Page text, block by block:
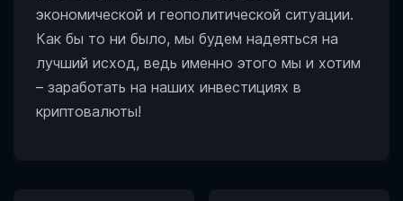
экономической и геополитической ситуации.
Как бы то ни было, мы будем надеяться на
лучший исход, ведь именно этого мы и хотим
– заработать на наших инвестициях в
криптовалюты!